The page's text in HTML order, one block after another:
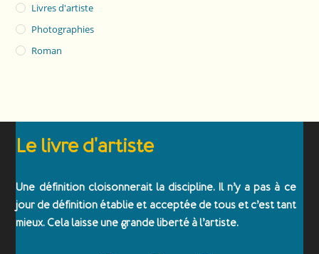
Livres d'artiste
Photographies
Roman
Le livre d'artiste
Une définition cloisonnerait la discipline. Il n’y a pas à ce
jour de définition établie et acceptée de tous et c’est tant
mieux. Cela laisse une grande liberté à l’artiste.